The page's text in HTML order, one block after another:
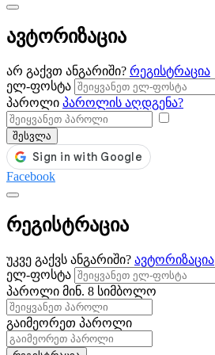
ავტორიზაცია
არ გაქვთ ანგარიში? რეგისტრაცია
ელ-ფოსტა
პაროლი პაროლის აღდგენა?
შესვლა
Facebook
რეგისტრაცია
უკვე გაქვს ანგარიში? ავტორიზაცია
ელ-ფოსტა
პაროლი მინ. 8 სიმბოლო
გაიმეორეთ პაროლი